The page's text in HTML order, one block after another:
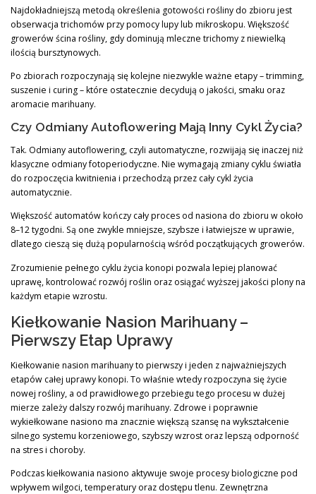
Najdokładniejszą metodą określenia gotowości rośliny do zbioru jest
obserwacja trichomów przy pomocy lupy lub mikroskopu. Większość
growerów ścina rośliny, gdy dominują mleczne trichomy z niewielką
ilością bursztynowych.
Po zbiorach rozpoczynają się kolejne niezwykle ważne etapy – trimming,
suszenie i curing – które ostatecznie decydują o jakości, smaku oraz
aromacie marihuany.
Czy Odmiany Autoflowering Mają Inny Cykl Życia?
Tak. Odmiany autoflowering, czyli automatyczne, rozwijają się inaczej niż
klasyczne odmiany fotoperiodyczne. Nie wymagają zmiany cyklu światła
do rozpoczęcia kwitnienia i przechodzą przez cały cykl życia
automatycznie.
Większość automatów kończy cały proces od nasiona do zbioru w około
8–12 tygodni. Są one zwykle mniejsze, szybsze i łatwiejsze w uprawie,
dlatego cieszą się dużą popularnością wśród początkujących growerów.
Zrozumienie pełnego cyklu życia konopi pozwala lepiej planować
uprawę, kontrolować rozwój roślin oraz osiągać wyższej jakości plony na
każdym etapie wzrostu.
Kiełkowanie Nasion Marihuany –
Pierwszy Etap Uprawy
Kiełkowanie nasion marihuany to pierwszy i jeden z najważniejszych
etapów całej uprawy konopi. To właśnie wtedy rozpoczyna się życie
nowej rośliny, a od prawidłowego przebiegu tego procesu w dużej
mierze zależy dalszy rozwój marihuany. Zdrowe i poprawnie
wykiełkowane nasiono ma znacznie większą szansę na wykształcenie
silnego systemu korzeniowego, szybszy wzrost oraz lepszą odporność
na stres i choroby.
Podczas kiełkowania nasiono aktywuje swoje procesy biologiczne pod
wpływem wilgoci, temperatury oraz dostępu tlenu. Zewnętrzna